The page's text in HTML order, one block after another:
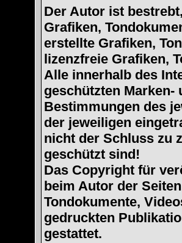
Der Autor ist
Grafiken,
erstellte Grafiken,
lizenzfreie Grafiken,
Alle innerhalb des
geschützten Marken-
Bestimmungen des
der jeweiligen
nicht der Schluss zu
geschützt sind!
Das Copyright für
beim Autor der
Tondokumente,
gedruckten
gestattet.